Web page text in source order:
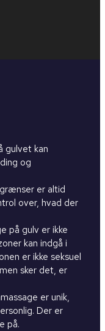
gulvet kan
og
er altid
over, hvad der
på gulv er ikke
kan indgå i
er ikke seksuel
sker det, er
er unik,
Der er
på.